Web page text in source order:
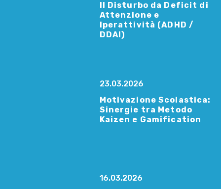
Il Disturbo da Deficit di
Attenzione e
Iperattività (ADHD /
DDAI)
23.03.2026
Motivazione Scolastica:
Sinergie tra Metodo
Kaizen e Gamification
16.03.2026